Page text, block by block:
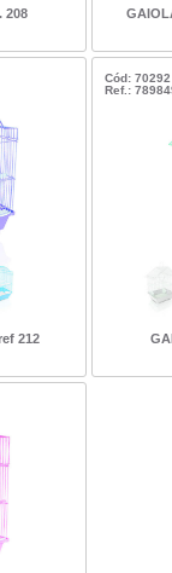
208
212
Cód: 70292
Ref.: